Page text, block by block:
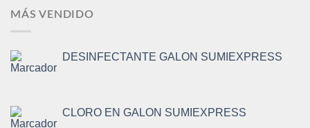
MÁS VENDIDO
DESINFECTANTE GALON SUMIEXPRESS
CLORO EN GALON SUMIEXPRESS